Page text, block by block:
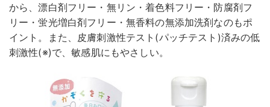
から、漂白剤フリー・無リン・着色料フリー・防腐剤フ
リー・蛍光増白剤フリー・無香料の無添加洗剤なのもポ
イント。また、皮膚刺激性テスト(パッチテスト)済みの低
刺激性(※)で、敏感肌にもやさしい。